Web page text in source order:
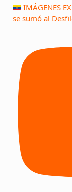
IMÁGENES
se sumó al